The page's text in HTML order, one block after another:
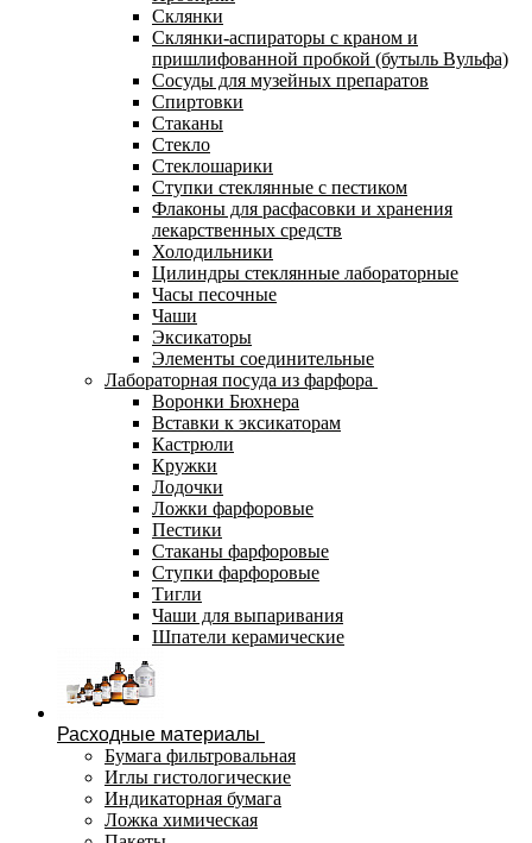
Склянки
Склянки-аспираторы с краном и
пришлифованной пробкой (бутыль Вульфа)
Сосуды для музейных препаратов
Спиртовки
Стаканы
Стекло
Стеклошарики
Ступки стеклянные с пестиком
Флаконы для расфасовки и хранения
лекарственных средств
Холодильники
Цилиндры стеклянные лабораторные
Часы песочные
Чаши
Эксикаторы
Элементы соединительные
Лабораторная посуда из фарфора
Воронки Бюхнера
Вставки к эксикаторам
Кастрюли
Кружки
Лодочки
Ложки фарфоровые
Пестики
Стаканы фарфоровые
Ступки фарфоровые
Тигли
Чаши для выпаривания
Шпатели керамические
Расходные материалы
Бумага фильтровальная
Иглы гистологические
Индикаторная бумага
Ложка химическая